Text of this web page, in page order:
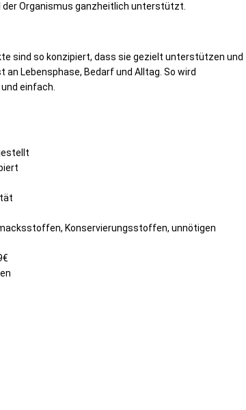
Organismus ganzheitlich unterstützt.
sind so konzipiert, dass sie gezielt unterstützen und
Lebensphase, Bedarf und Alltag. So wird
einfach.
Konservierungsstoffen, unnötigen